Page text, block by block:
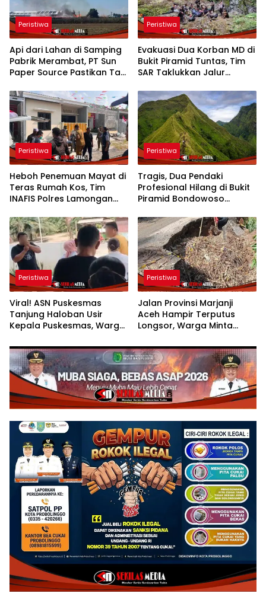
Peristiwa
Api dari Lahan di Samping
Pabrik Merambat, PT Sun
Paper Source Pastikan Tak
Peristiwa
Evakuasi Dua Korban MD di
Bukit Piramid Tuntas, Tim
SAR Taklukkan Jalur
Peristiwa
Heboh Penemuan Mayat di
Teras Rumah Kos, Tim
INAFIS Polres Lamongan
Peristiwa
Tragis, Dua Pendaki
Profesional Hilang di Bukit
Piramid Bondowoso
Peristiwa
Viral! ASN Puskesmas
Tanjung Haloban Usir
Kepala Puskesmas, Warga:
Pelanggaran Etik
Peristiwa
Jalan Provinsi Marjanji
Aceh Hampir Terputus
Longsor, Warga Minta